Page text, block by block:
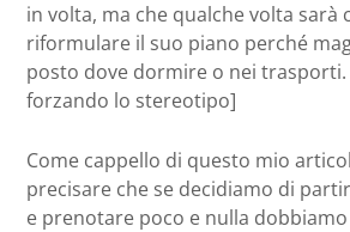
in volta, ma che qualche volta sarà
riformulare il suo piano perché
posto dove dormire o nei
forzando lo stereotipo]
Come cappello di questo mio
precisare che se decidiamo di
e prenotare poco e nulla